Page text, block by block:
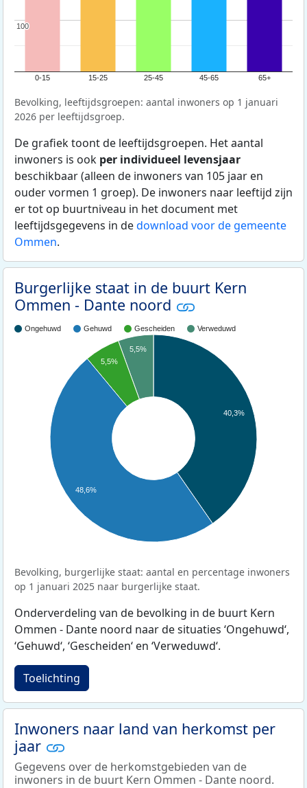
0-15 15-25 25-45 45-65 65+
100
100
Bevolking, leeftijdsgroepen: aantal inwoners op 1 januari
2026 per leeftijdsgroep.
De grafiek toont de leeftijdsgroepen. Het aantal
inwoners is ook per individueel levensjaar
beschikbaar (alleen de inwoners van 105 jaar en
ouder vormen 1 groep). De inwoners naar leeftijd zijn
er tot op buurtniveau in het document met
leeftijdsgegevens in dedownload voor de gemeente
Ommen.
Burgerlijke staat in de buurt Kern
Ommen - Dante noord
Ongehuwd Gehuwd Gescheiden Verweduwd
40,3%
5,5%
5,5%
48,6%
Bevolking, burgerlijke staat: aantal en percentage inwoners
op 1 januari 2025 naar burgerlijke staat.
Onderverdeling van de bevolking in de buurt Kern
Ommen - Dante noord naar de situaties ‘Ongehuwd‘,
‘Gehuwd‘, ‘Gescheiden‘ en ‘Verweduwd‘.
Toelichting
Inwoners naar land van herkomst per
jaar
Gegevens over de herkomstgebieden van de
inwoners in de buurt Kern Ommen - Dante noord.